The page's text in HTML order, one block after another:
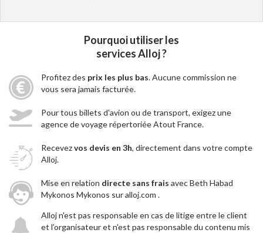
Pourquoi utiliser les
services Alloj ?
Profitez des prix les plus bas. Aucune commission ne
vous sera jamais facturée.
Pour tous billets d'avion ou de transport, exigez une
agence de voyage répertoriée Atout France.
Recevezvos devis en 3h, directement dans votre compte
Alloj.
Mise en relation directe sans frais avec Beth Habad
Mykonos Mykonos sur alloj.com .
Alloj n'est pas responsable en cas de litige entre le client
et l’organisateur et n'est pas responsable du contenu mis